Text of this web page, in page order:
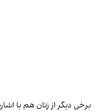
برخی دیگر از زنان هم با